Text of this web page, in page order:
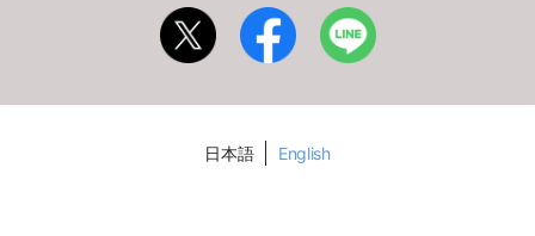
日本語 English